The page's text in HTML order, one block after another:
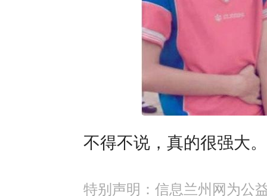
不得不说，真的很强大。
特别声明：信息兰州网为公